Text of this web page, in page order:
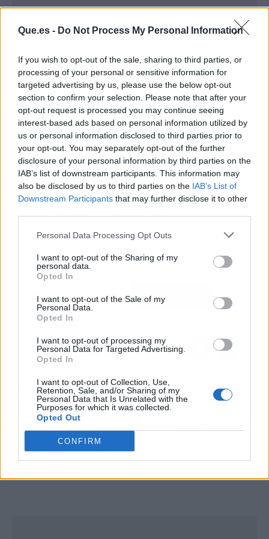
Que.es - Do Not Process My Personal Information
If you wish to opt-out of the sale, sharing to third parties, or
processing of your personal or sensitive information for
targeted advertising by us, please use the below opt-out
section to confirm your selection. Please note that after your
opt-out request is processed you may continue seeing
interest-based ads based on personal information utilized by
us or personal information disclosed to third parties prior to
your opt-out. You may separately opt-out of the further
disclosure of your personal information by third parties on the
IAB’s list of downstream participants. This information may
also be disclosed by us to third parties on the IAB’s List of
Downstream Participants that may further disclose it to other
Personal Data Processing Opt Outs
I want to opt-out of the Sharing of my
personal data.
Opted In
I want to opt-out of the Sale of my
Personal Data.
Opted In
I want to opt-out of processing my
Personal Data for Targeted Advertising.
Opted In
I want to opt-out of Collection, Use,
Retention, Sale, and/or Sharing of my
Personal Data that Is Unrelated with the
Purposes for which it was collected.
Opted Out
CONFIRM
ZTE: ZTE V956 – UMI X2, ZTE Grand S Flex, ZTE Grand
Memo.
Phone: iPhone 6S y iPhone 6S Plus.
Darknight y Archos 53 Platinum.
Atrás Siguiente
ARTÍCULO ANTERIOR
EL PUEBLO ESPAÑOL
QUE TE HARÁ SENTIR
EN LA COMARCA DE EL
SEÑOR DE LOS
ANILLOS: SIÉNTETE
UN HOBBIT PASEANDO
ARTÍCULO SIGUIENTE
9 IDEAS DE COSAS QUE